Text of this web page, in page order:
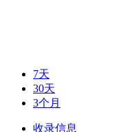
7天
30天
3个月
收录信息